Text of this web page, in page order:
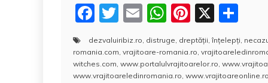
F
c
e
T
w
itt
er
E
m
ai
l
W
at
s
Pi
nt
er
e
X
a
rt
aj
dezvaluiribiz.ro, distruge, dreptăţii, înţelepţi,
romania.com, vrajitoare-romania.ro,
witches.com, www.portalulvrajitoarelor.ro,
www.vrajitoareledinromania.ro,